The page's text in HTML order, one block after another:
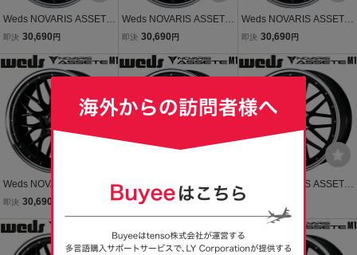
Weds NOVARIS ASSETE
M1 ブラック/リムポリッ
穴/PCD114.3+45 ハブ径:7
即決 30,690 円
Weds NOVARIS ASSETE
M1 ブラック/リムポリッ
穴/PCD114.3+35 ハブ径:7
3φ
即決 30,690 円
Weds NOVARIS ASSETE
M1 ブラック/リムポリッ
穴/PCD114.3+35 ハブ径:7
3φ
即決 30,690 円
Weds NOVARIS ASSETE
M1 ブラック/リムポリッ
45 ハブ径:73φ
即決 30,690
Weds NOVARIS ASSETE
M1 ブラック/リムポリッ
即決 30,690円
Weds NOVARIS ASSETE
M1 ブラック/リムポリッ
シュ 1本 8.0J-19インチ 5
H/PCD114.3+45 ハブ径:7
3φ
即決